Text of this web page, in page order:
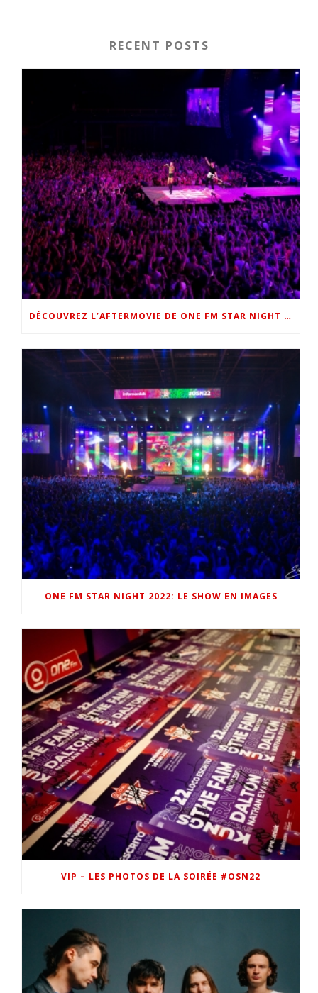
RECENT POSTS
DÉCOUVREZ L’AFTERMOVIE DE ONE FM STAR NIGHT 2022 !
ONE FM STAR NIGHT 2022: LE SHOW EN IMAGES
VIP – LES PHOTOS DE LA SOIRÉE #OSN22